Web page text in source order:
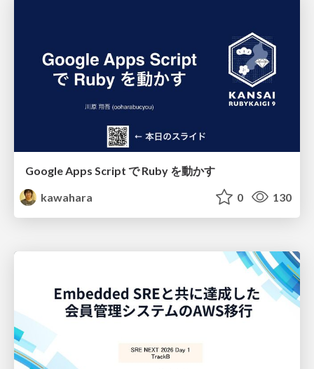
Google Apps Script で Ruby を動かす
kawahara
0 130